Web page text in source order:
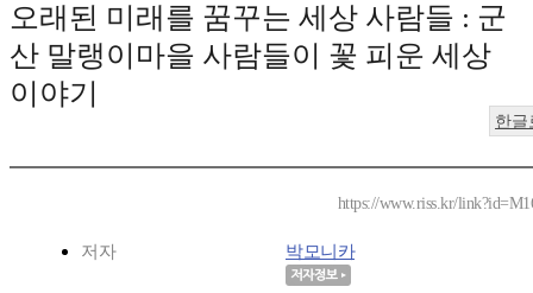
오래된 미래를 꿈꾸는 세상 사람들 : 군
산 말랭이마을 사람들이 꽃 피운 세상
이야기
한글
https://www.riss.kr/
저자 박모니카